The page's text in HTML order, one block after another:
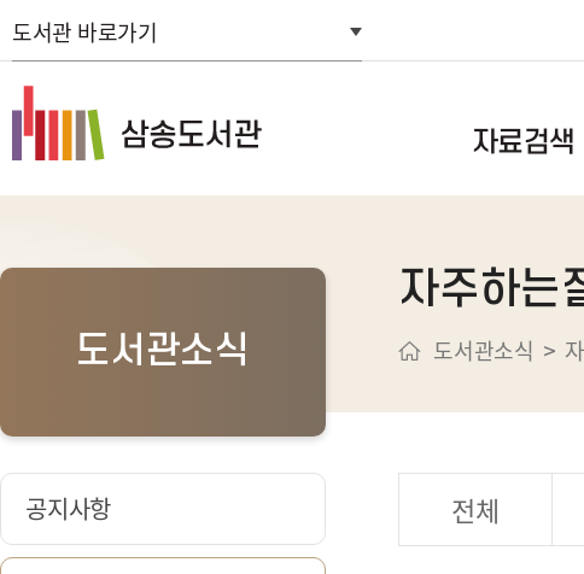
도서관 바로가기
자료검색
스마트도서관도서검
신착자료검색
희망도서신청
도서관소식
공지사항
자주하는
도서관소식
전체